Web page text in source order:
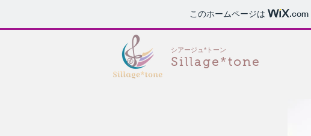
このホームページは .com
シアージュ*トーン
Sillage*tone